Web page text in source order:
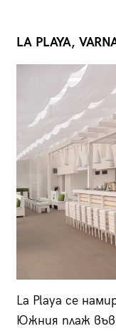
LA PLAYA,
La Playa се
Южния плаж